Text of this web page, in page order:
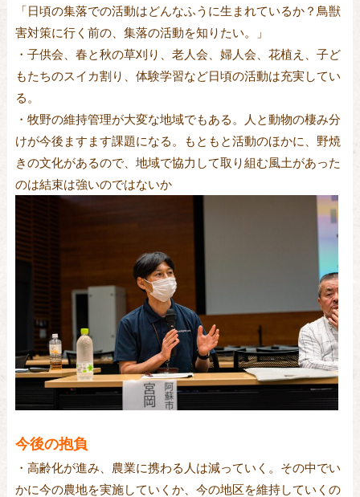
「日頃の集落での活動はどんなふうに生まれているか？鳥獣
害対策に行く前の、集落の活動を知りたい。」
・子供会、春と秋の草刈り、老人会、婦人会、花植え、子ど
もたちのスイカ割り、体験学習など日頃の活動は充実してい
る。
・牧野の維持管理が大変な地域でもある。人と動物の棲み分
けが今後ますます課題になる。もともと活動のほかに、野焼
きの文化があるので、地域で協力して取り組む風土があった
のは結束は強いのではないか
今後の抱負
・高齢化が進み、農業に携わる人は減っていく。その中でい
かに今の農地を実施していくか、今の地区を維持していくの